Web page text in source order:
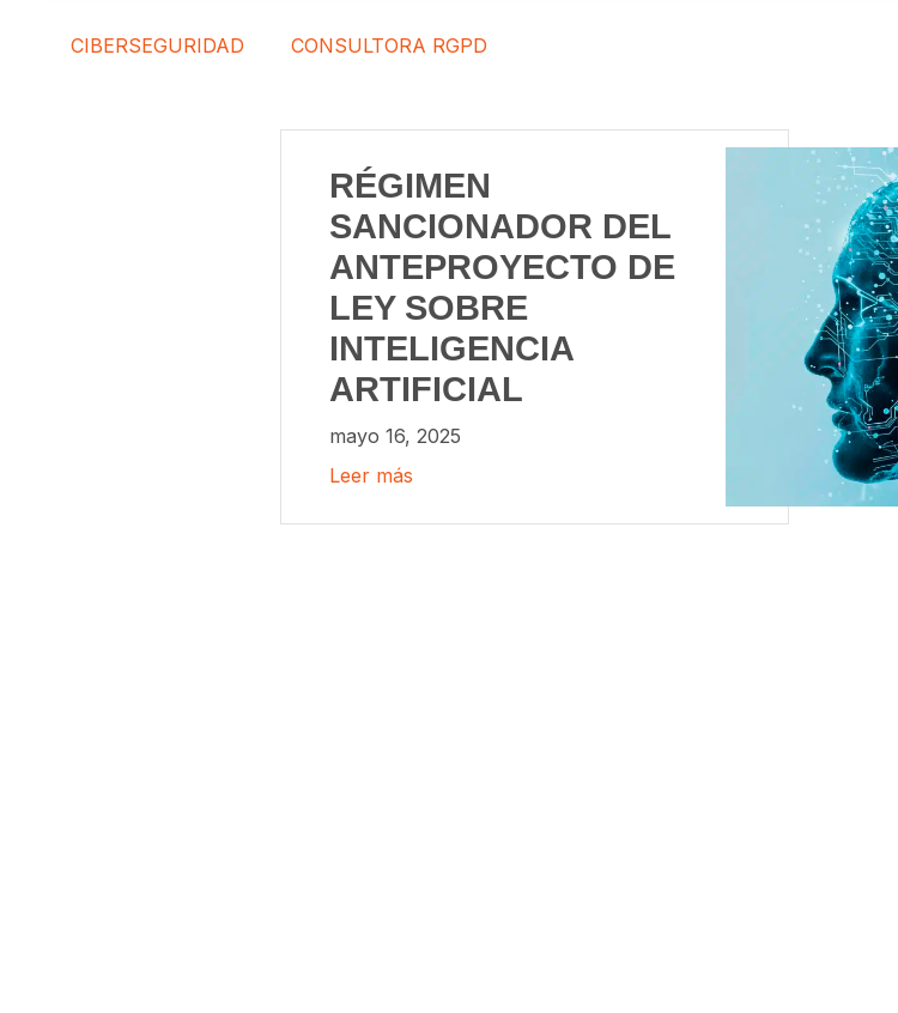
CIBERSEGURIDAD CONSULTORA RGPD
RÉGIMEN
SANCIONADOR DEL
ANTEPROYECTO DE
LEY SOBRE
INTELIGENCIA
ARTIFICIAL
mayo 16, 2025
Leer más